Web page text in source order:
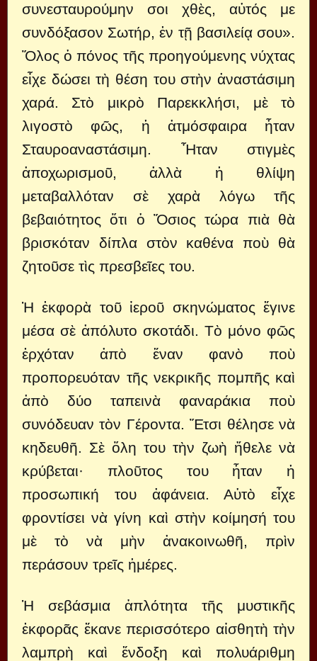
συνεσταυρούμην σοι χθὲς, αὐτός με
συνδόξασον Σωτήρ, ἐν τῇ βασιλείᾳ σου».
Ὅλος ὁ πόνος τῆς προηγούμενης νύχτας
εἶχε δώσει τὴ θέση του στὴν ἀναστάσιμη
χαρά. Στὸ μικρὸ Παρεκκλήσι, μὲ τὸ
λιγοστὸ φῶς, ἡ ἀτμόσφαιρα ἦταν
Σταυροαναστάσιμη. Ἦταν στιγμὲς
ἀποχωρισμοῦ, ἀλλὰ ἡ θλίψη
μεταβαλλόταν σὲ χαρὰ λόγω τῆς
βεβαιότητος ὅτι ὁ Ὅσιος τώρα πιὰ θὰ
βρισκόταν δίπλα στὸν καθένα ποὺ θὰ
ζητοῦσε τὶς πρεσβεῖες του.
Ἡ ἐκφορὰ τοῦ ἱεροῦ σκηνώματος ἔγινε
μέσα σὲ ἀπόλυτο σκοτάδι. Τὸ μόνο φῶς
ἐρχόταν ἀπὸ ἕναν φανὸ ποὺ
προπορευόταν τῆς νεκρικῆς πομπῆς καὶ
ἀπὸ δύο ταπεινὰ φαναράκια ποὺ
συνόδευαν τὸν Γέροντα. Ἔτσι θέλησε νὰ
κηδευθῆ. Σὲ ὅλη του τὴν ζωὴ ἤθελε νὰ
κρύβεται· πλοῦτος του ἦταν ἡ
προσωπική του ἀφάνεια. Αὐτὸ εἶχε
φροντίσει νὰ γίνη καὶ στὴν κοίμησή του
μὲ τὸ νὰ μὴν ἀνακοινωθῆ, πρὶν
περάσουν τρεῖς ἡμέρες.
Ἡ σεβάσμια ἁπλότητα τῆς μυστικῆς
ἐκφορᾶς ἔκανε περισσότερο αἰσθητὴ τὴν
λαμπρὴ καὶ ἔνδοξη καὶ πολυάριθμη